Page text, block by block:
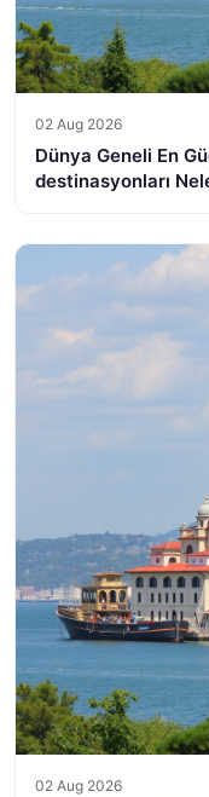
02 Aug 2026
Dünya Geneli En
destinasyonları
02 Aug 2026